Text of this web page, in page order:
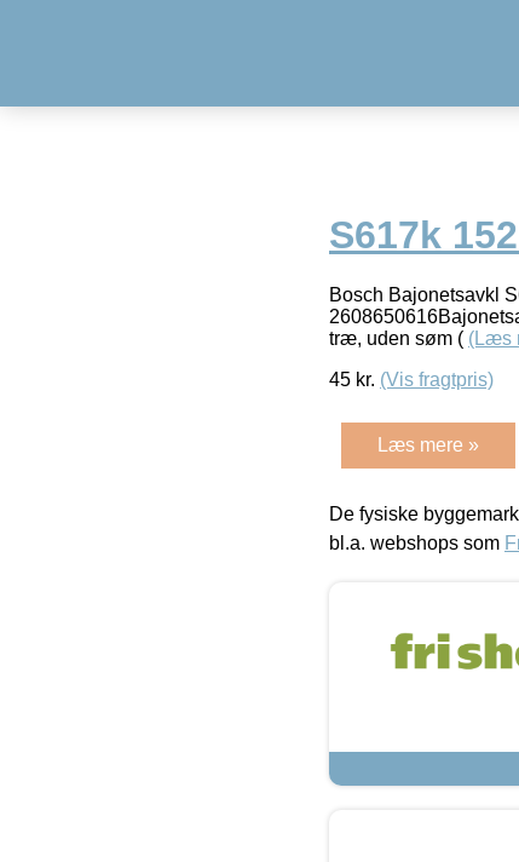
S617k
Bosch Bajonetsavkl
træ, uden søm ( (Læs
45 kr. (Vis fragtpris)
Læs mere »
De fysiske
bl.a. webshops som